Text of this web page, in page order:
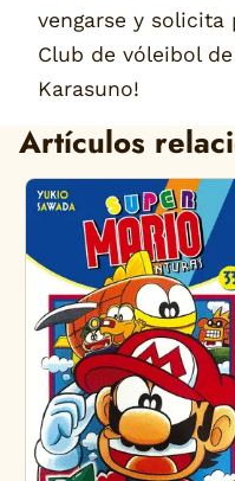
vengarse y solicita
Club de vóleibol
Karasuno!
Artículos